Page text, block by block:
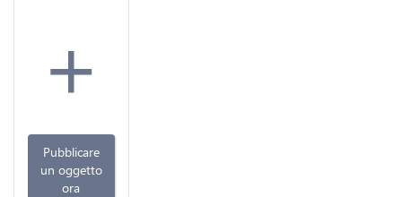
+
Pubblicare
un oggetto
ora